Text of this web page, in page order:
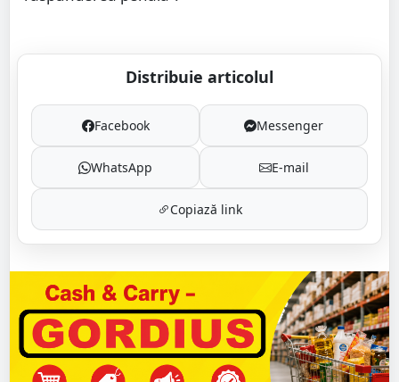
Distribuie articolul
Facebook Messenger
WhatsApp E-mail
Copiază link